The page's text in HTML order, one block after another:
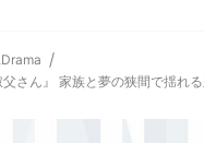
さん』 家族と夢の狭間で揺れる